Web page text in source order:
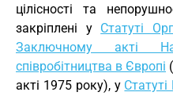
цілісності та
закріплені у Статуті
Заключному акті
співробітництва в Європі
акті 1975 року), у